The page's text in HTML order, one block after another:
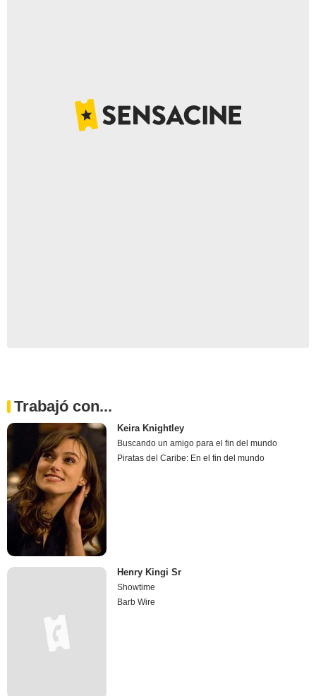
Trabajó con...
Keira Knightley
Buscando un amigo para el fin del mundo
Piratas del Caribe: En el fin del mundo
Henry Kingi Sr
Showtime
Barb Wire